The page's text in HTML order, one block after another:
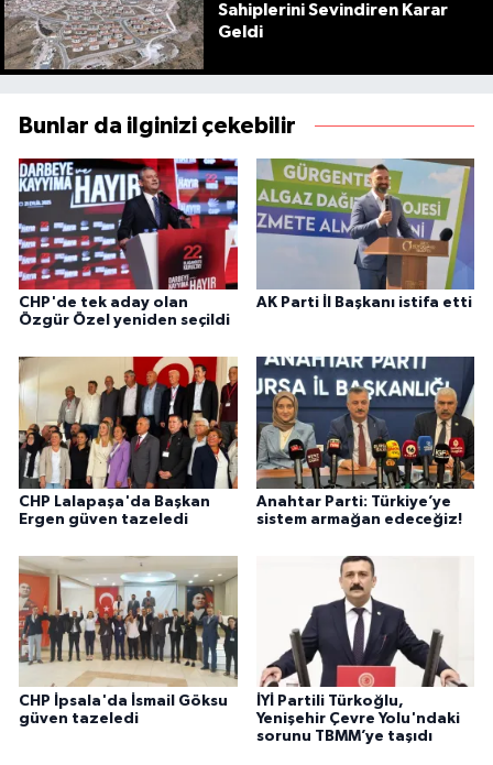
Sahiplerini Sevindiren Karar
Geldi
Bunlar da ilginizi çekebilir
CHP'de tek aday olan
Özgür Özel yeniden seçildi
AK Parti İl Başkanı istifa etti
CHP Lalapaşa'da Başkan
Ergen güven tazeledi
Anahtar Parti: Türkiye’ye
sistem armağan edeceğiz!
CHP İpsala'da İsmail Göksu
güven tazeledi
İYİ Partili Türkoğlu,
Yenişehir Çevre Yolu'ndaki
sorunu TBMM’ye taşıdı